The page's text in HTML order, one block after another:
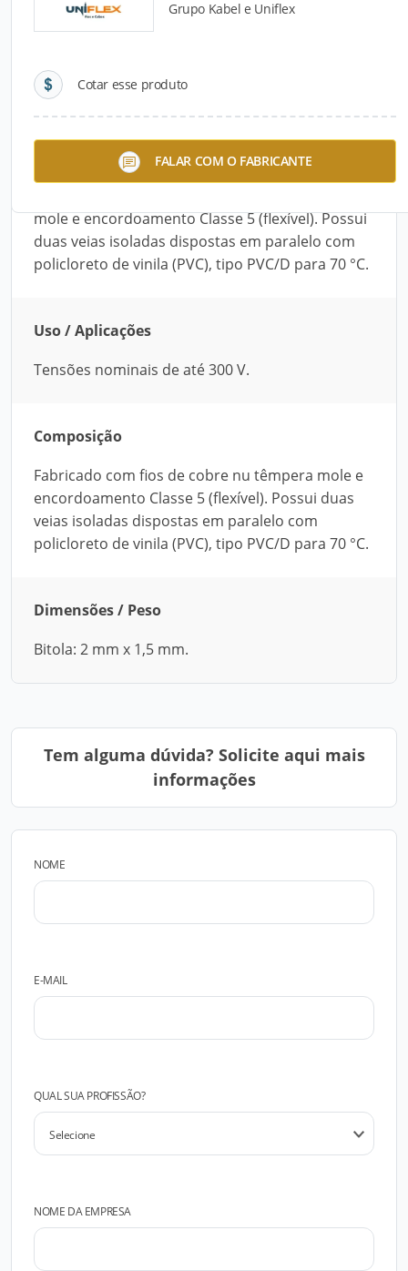
Grupo Kabel e Uniflex
Cotar esse produto
FALAR COM O FABRICANTE
Detalhes do produto
Descrição do Produto
O Cabo Cordão Paralelo Bitola 2 mm x 1,5 mm é
ideal para tensões nominais de até 300 V. É
mole e encordoamento Classe 5 (flexível). Possui
duas veias isoladas dispostas em paralelo com
policloreto de vinila (PVC), tipo PVC/D para 70 °C.
Uso / Aplicações
Tensões nominais de até 300 V.
Composição
Fabricado com fios de cobre nu têmpera mole e
encordoamento Classe 5 (flexível). Possui duas
veias isoladas dispostas em paralelo com
policloreto de vinila (PVC), tipo PVC/D para 70 °C.
Dimensões / Peso
Bitola: 2 mm x 1,5 mm.
Tem alguma dúvida? Solicite aqui mais
informações
NOME
E-MAIL
QUAL SUA PROFISSÃO?
NOME DA EMPRESA